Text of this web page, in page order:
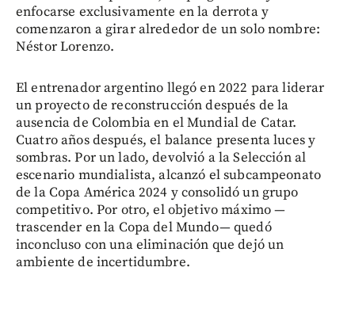
enfocarse exclusivamente en la derrota y
comenzaron a girar alrededor de un solo nombre:
Néstor Lorenzo.
El entrenador argentino llegó en 2022 para liderar
un proyecto de reconstrucción después de la
ausencia de Colombia en el Mundial de Catar.
Cuatro años después, el balance presenta luces y
sombras. Por un lado, devolvió a la Selección al
escenario mundialista, alcanzó el subcampeonato
de la Copa América 2024 y consolidó un grupo
competitivo. Por otro, el objetivo máximo —
trascender en la Copa del Mundo— quedó
inconcluso con una eliminación que dejó un
ambiente de incertidumbre.